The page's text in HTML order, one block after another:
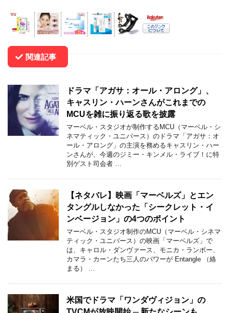
関連記事
ドラマ「アガサ：オール・アロング」、
キャスリン・ハーンさんがこれまでの
MCUを雑に振り返る歌を披露
マーベル・スタジオが制作するMCU（マーベル・シ
ネマティック・ユニバース）のドラマ「アガサ：オ
ール・アロング」の主演を務めるキャスリン・ハー
ンさんが、今週のジミー・キンメル・ライブ！に特
別ゲスト司会者 …
【ネタバレ】映画「マーベルズ」とエン
タングルしなかった「シークレット・イ
ンベージョン」の4つのポイント
マーベル・スタジオ制作のMCU（マーベル・シネマ
ティック・ユニバース）の映画「マーベルズ」で
は、キャロル・ダンヴァース、モニカ・ランボー、
カマラ・カーンたち三人のパワーが Entangle （絡
まる） …
米国でドラマ「ワンダヴィジョン」の